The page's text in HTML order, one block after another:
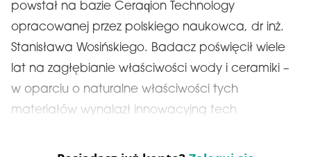
powstał na bazie Ceraqion Technology
opracowanej przez polskiego naukowca, dr inż.
Stanisława Wosińskiego. Badacz poświęcił wiele
lat na zagłębianie właściwości wody i ceramiki –
w oparciu o naturalne właściwości tych
materiałów wynalazł innowacyjną tech